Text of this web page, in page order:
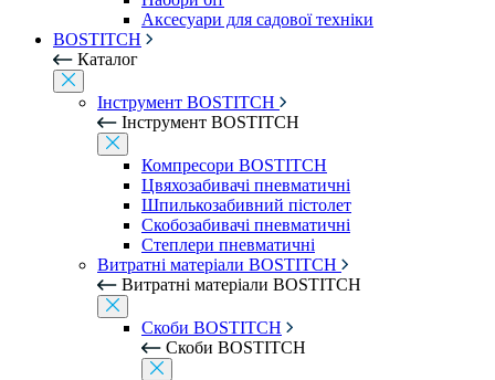
Аксесуари для садової техніки
BOSTITCH
Каталог
Інструмент BOSTITCH
Інструмент BOSTITCH
Компресори BOSTITCH
Цвяхозабивачі пневматичні
Шпилькозабивний пістолет
Скобозабивачі пневматичні
Степлери пневматичні
Витратні матеріали BOSTITCH
Витратні матеріали BOSTITCH
Скоби BOSTITCH
Скоби BOSTITCH